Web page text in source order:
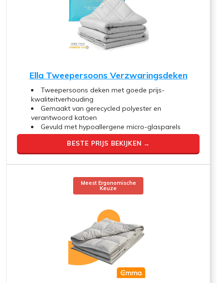
Ella Tweepersoons Verzwaringsdeken
Tweepersoons deken met goede prijs-
kwaliteitverhouding
Gemaakt van gerecycled polyester en
verantwoord katoen
Gevuld met hypoallergene micro-glasparels
BESTE PRIJS BEKIJKEN →
Meest Ergonomische
Keuze